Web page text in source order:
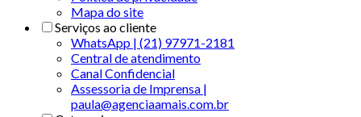
Mapa do site
Serviços ao cliente
WhatsApp | (21) 97971-2181
Central de atendimento
Canal Confidencial
Assessoria de Imprensa |
paula@agenciaamais.com.br